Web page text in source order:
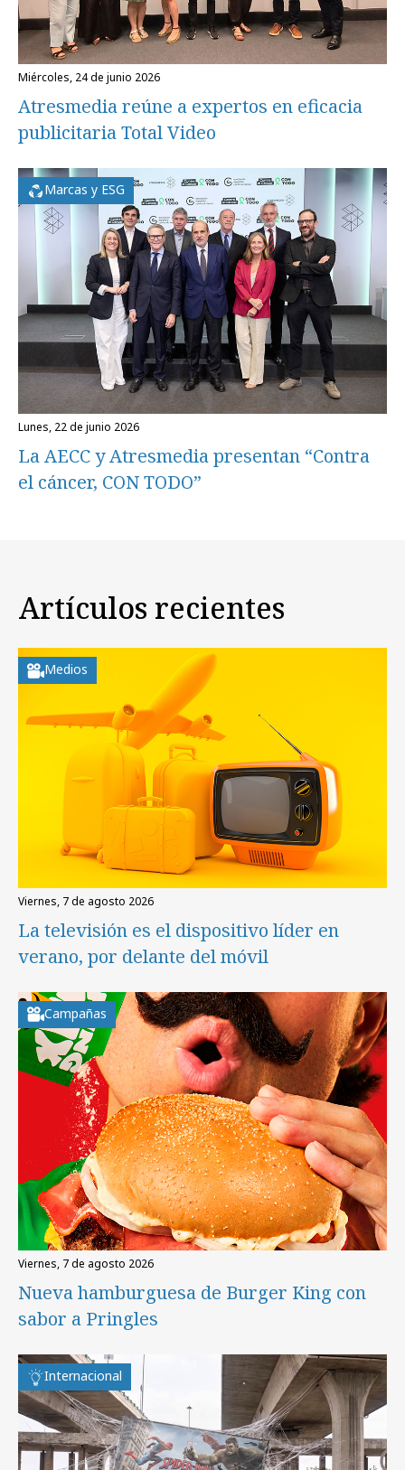
miércoles, 24 de junio 2026
Atresmedia reúne a expertos en eficacia
publicitaria Total Video
Marcas y ESG
lunes, 22 de junio 2026
La AECC y Atresmedia presentan “Contra
el cáncer, CON TODO”
Artículos recientes
Medios
viernes, 7 de agosto 2026
La televisión es el dispositivo líder en
verano, por delante del móvil
Campañas
viernes, 7 de agosto 2026
Nueva hamburguesa de Burger King con
sabor a Pringles
Internacional